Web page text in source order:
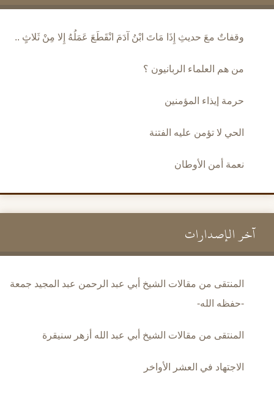
وقفاتٌ معَ حديثِ إِذَا مَاتَ ابْنُ آدَمَ انْقَطَعَ عَمَلُهُ إِلا مِنْ ثَلاثٍ ..
من هم العلماء الربانيون ؟
حرمة إيذاء المؤمنين
الحي لا تؤمن عليه الفتنة
نعمة أمن الأوطان
آخر الإصدارات
المنتقى من مقالات الشيخ أبي عبد الرحمن عبد المجيد جمعة
-حفظه الله-
المنتقى من مقالات الشيخ أبي عبد الله أزهر سنيقرة
الاجتهاد في العشر الأواخر